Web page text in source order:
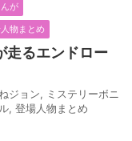
が
物まとめ
走るエンドロー
ジョン, ミステリーボニ
, 登場人物まとめ